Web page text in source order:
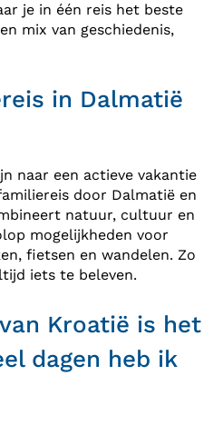
je in één reis het beste
mix van geschiedenis,
in Dalmatië
naar een actieve vakantie
door Dalmatië en
natuur, cultuur en
mogelijkheden voor
fietsen en wandelen. Zo
iets te beleven.
Kroatië is het
dagen heb ik